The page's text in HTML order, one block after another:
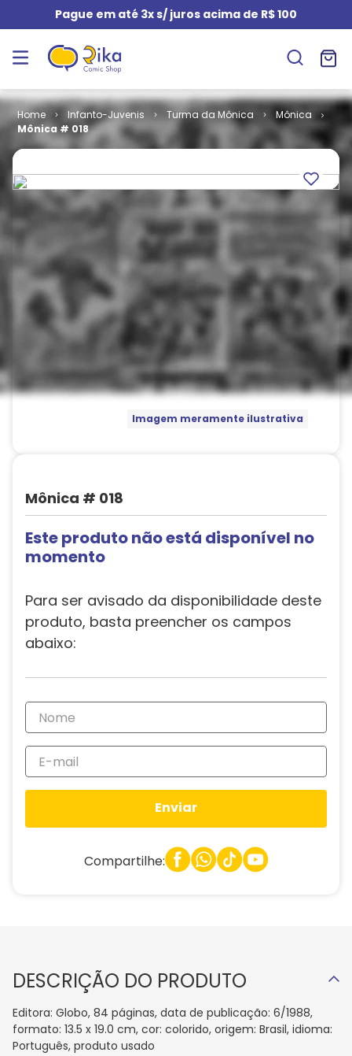
Pague em até 3x s/ juros acima de R$ 100
Infanto-Juvenis Turma da Mônica
Mônica
Mônica # 018
Imagem meramente ilustrativa
Mônica # 018
Este produto não está disponível no
momento
Para ser avisado da disponibilidade deste
produto, basta preencher os campos
abaixo:
Enviar
Compartilhe:
DESCRIÇÃO DO PRODUTO
Editora: Globo, 84 páginas, data de publicação: 6/1988,
formato: 13.5 x 19.0 cm, cor: colorido, origem: Brasil, idioma:
Português, produto usado